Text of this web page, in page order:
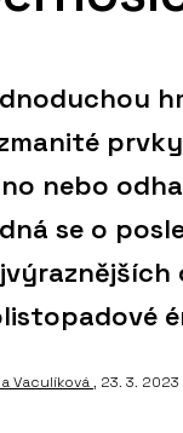
nebo
se o
Vaculíková, 23. 3. 2023